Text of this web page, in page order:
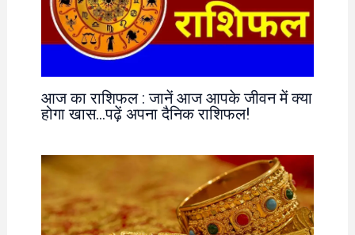
आज का राशिफल : जानें आज आपके जीवन में क्या
होगा खास…पढ़ें अपना दैनिक राशिफल!